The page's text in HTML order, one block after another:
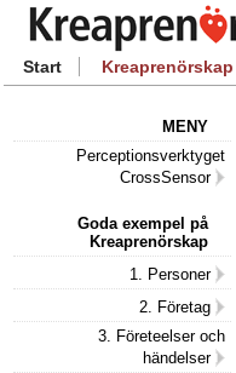
Start Kreaprenörskap
MENY
Perceptionsverktyget
CrossSensor
Goda exempel på
Kreaprenörskap
1. Personer
2. Företag
3. Företeelser och
händelser